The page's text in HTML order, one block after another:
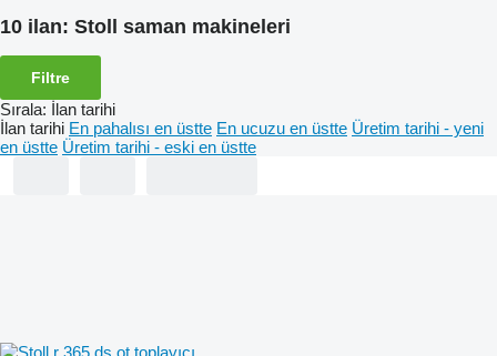
10 ilan: Stoll saman makineleri
Filtre
Sırala: İlan tarihi
İlan tarihi En pahalısı en üstte En ucuzu en üstte Üretim tarihi - yeni
en üstte Üretim tarihi - eski en üstte